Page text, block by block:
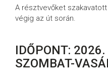
A résztvevőket
végig az út során.
IDŐPONT:
SZOMBAT-